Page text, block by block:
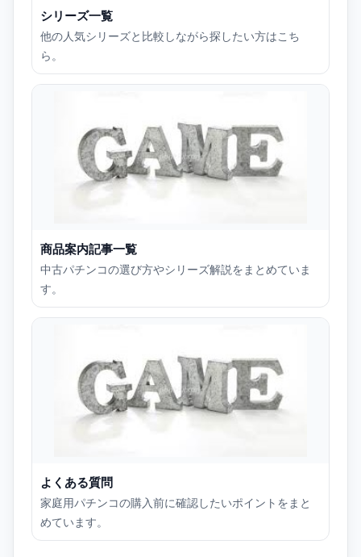
シリーズ一覧
他の人気シリーズと比較しながら探したい方はこち
ら。
商品案内記事一覧
中古パチンコの選び方やシリーズ解説をまとめていま
す。
よくある質問
家庭用パチンコの購入前に確認したいポイントをまと
めています。